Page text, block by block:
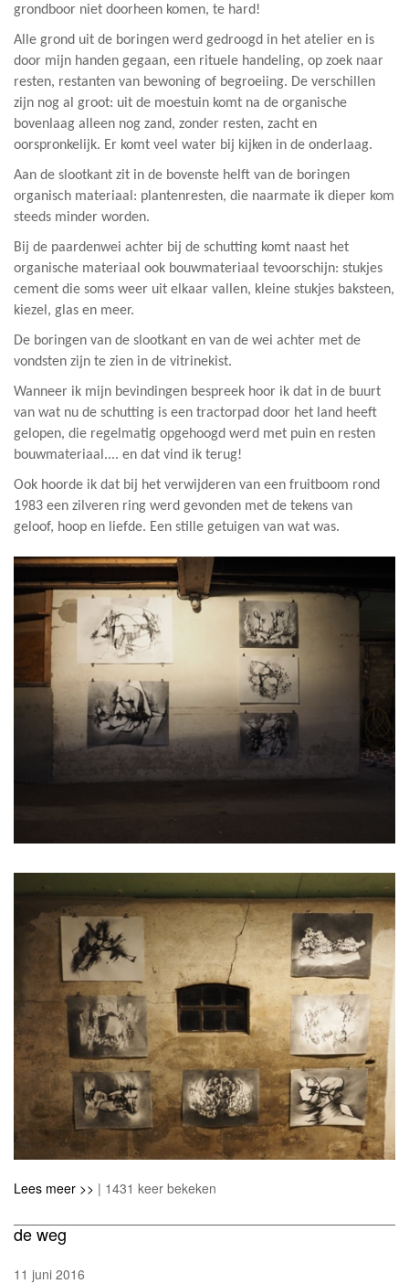
grondboor niet doorheen komen, te hard!
Alle grond uit de boringen werd gedroogd in het atelier en is
door mijn handen gegaan, een rituele handeling, op zoek naar
resten, restanten van bewoning of begroeiing. De verschillen
zijn nog al groot: uit de moestuin komt na de organische
bovenlaag alleen nog zand, zonder resten, zacht en
oorspronkelijk. Er komt veel water bij kijken in de onderlaag.
Aan de slootkant zit in de bovenste helft van de boringen
organisch materiaal: plantenresten, die naarmate ik dieper kom
steeds minder worden.
Bij de paardenwei achter bij de schutting komt naast het
organische materiaal ook bouwmateriaal tevoorschijn: stukjes
cement die soms weer uit elkaar vallen, kleine stukjes baksteen,
kiezel, glas en meer.
De boringen van de slootkant en van de wei achter met de
vondsten zijn te zien in de vitrinekist.
Wanneer ik mijn bevindingen bespreek hoor ik dat in de buurt
van wat nu de schutting is een tractorpad door het land heeft
gelopen, die regelmatig opgehoogd werd met puin en resten
bouwmateriaal.... en dat vind ik terug!
Ook hoorde ik dat bij het verwijderen van een fruitboom rond
1983 een zilveren ring werd gevonden met de tekens van
geloof, hoop en liefde. Een stille getuigen van wat was.
Lees meer >> | 1431 keer bekeken
de weg
11 juni 2016